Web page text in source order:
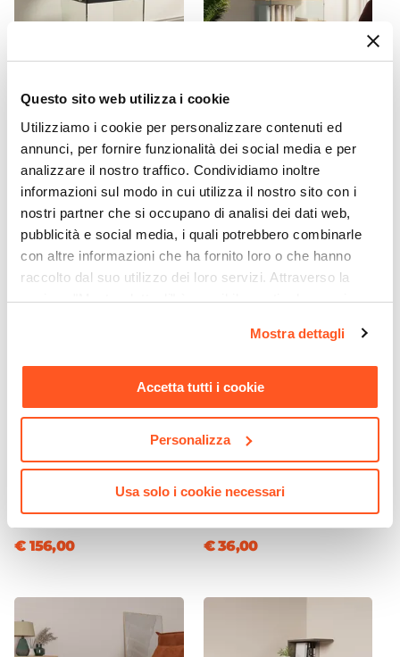
Questo sito web utilizza i cookie
Utilizziamo i cookie per personalizzare contenuti ed
annunci, per fornire funzionalità dei social media e per
analizzare il nostro traffico. Condividiamo inoltre
informazioni sul modo in cui utilizza il nostro sito con i
nostri partner che si occupano di analisi dei dati web,
pubblicità e social media, i quali potrebbero combinarle
con altre informazioni che ha fornito loro o che hanno
raccolto dal suo utilizzo dei loro servizi. Attraverso la
sezione "Mostra dettagli" è possibile gestire le proprie
momento. Per maggiori informazioni si invita a leggere la
nostraCookie Policy.
Mostra dettagli
Accetta tutti i cookie
Personalizza
Usa solo i cookie necessari
1 vano
Effetto
Effetto legno
Assemblato
No
CODICE:CT-R47
Libreria 40x70h cm in vetro
temperato con ripiani nero
e rovere - City
CODICE:
Libreria 90x180h cm in vetro
temperato con ripiani e
cassetti nero e rovere - City
Set 4 sedie da ufficio in
similpelle grigia con gambe
€ 156,00
CODICE:
Tappeto da interni 120x170
cm in cotone nero e juta
€ 36,00